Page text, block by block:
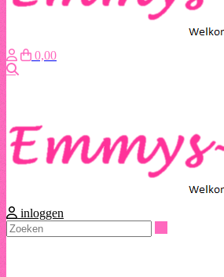
0,00
inloggen